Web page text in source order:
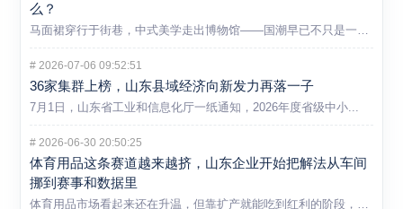
么？
马面裙穿行于街巷，中式美学走出博物馆——国潮早已不只是一个消...
#2026-07-06 09:52:51
36家集群上榜，山东县域经济向新发力再落一子
7月1日，山东省工业和信息化厅一纸通知，2026年度省级中小...
#2026-06-30 20:50:25
体育用品这条赛道越来越挤，山东企业开始把解法从车间
挪到赛事和数据里
体育用品市场看起来还在升温，但靠扩产就能吃到红利的阶段，显然...